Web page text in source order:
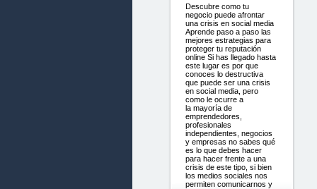
Descubre como tu
negocio puede afrontar
una crisis en social media
Aprende paso a paso las
mejores estrategias para
proteger tu reputación
online Si has llegado hasta
este lugar es por que
conoces lo destructiva
que puede ser una crisis
en social media, pero
como le ocurre a
la mayoría de
emprendedores,
profesionales
independientes, negocios
y empresas no sabes qué
es lo que debes hacer
para hacer frente a una
crisis de este tipo, si bien
los medios sociales nos
permiten comunicarnos y